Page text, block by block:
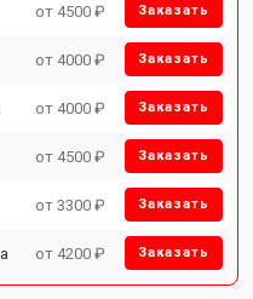
от 4500 ₽ Заказать
от 4000 ₽ Заказать
от 4000 ₽ Заказать
от 4500 ₽ Заказать
от 3300 ₽ Заказать
от 4200 ₽ Заказать